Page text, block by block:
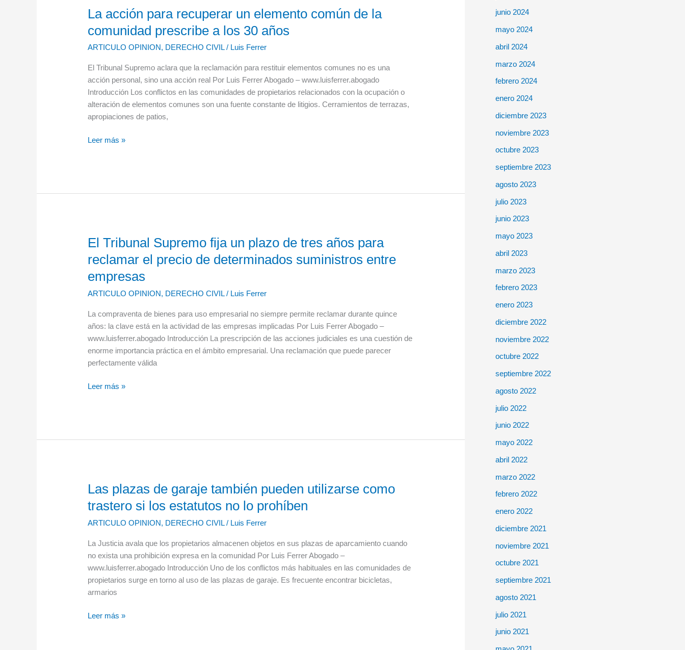
La acción para recuperar un elemento común de la
comunidad prescribe a los 30 años
ARTICULO OPINION, DERECHO CIVIL/ Luis Ferrer
El Tribunal Supremo aclara que la reclamación para restituir elementos comunes no es una
acción personal, sino una acción real Por Luis Ferrer Abogado – www.luisferrer.abogado
Introducción Los conflictos en las comunidades de propietarios relacionados con la ocupación o
alteración de elementos comunes son una fuente constante de litigios. Cerramientos de terrazas,
apropiaciones de patios,
La
para
recuperar
elemento
común
de
la
comunidad
a
Leer más »
El Tribunal Supremo fija un plazo de tres años para
reclamar el precio de determinados suministros entre
empresas
ARTICULO OPINION, DERECHO CIVIL/ Luis Ferrer
La compraventa de bienes para uso empresarial no siempre permite reclamar durante quince
años: la clave está en la actividad de las empresas implicadas Por Luis Ferrer Abogado –
www.luisferrer.abogado Introducción La prescripción de las acciones judiciales es una cuestión de
enorme importancia práctica en el ámbito empresarial. Una reclamación que puede parecer
perfectamente válida
El
Tribunal
Supremo
fija
un
de
tres
años
para
reclamar
precio
Leer más »
Las plazas de garaje también pueden utilizarse como
trastero si los estatutos no lo prohíben
ARTICULO OPINION, DERECHO CIVIL/ Luis Ferrer
La Justicia avala que los propietarios almacenen objetos en sus plazas de aparcamiento cuando
no exista una prohibición expresa en la comunidad Por Luis Ferrer Abogado –
www.luisferrer.abogado Introducción Uno de los conflictos más habituales en las comunidades de
propietarios surge en torno al uso de las plazas de garaje. Es frecuente encontrar bicicletas,
armarios
Las
de
garaje
pueden
utilizarse
como
trastero
si
estatutos
Leer más »
junio 2024
mayo 2024
abril 2024
marzo 2024
febrero 2024
enero 2024
diciembre 2023
noviembre 2023
octubre 2023
septiembre 2023
agosto 2023
julio 2023
junio 2023
mayo 2023
abril 2023
marzo 2023
febrero 2023
enero 2023
diciembre 2022
noviembre 2022
octubre 2022
septiembre 2022
agosto 2022
julio 2022
junio 2022
mayo 2022
abril 2022
marzo 2022
febrero 2022
enero 2022
diciembre 2021
noviembre 2021
octubre 2021
septiembre 2021
agosto 2021
julio 2021
junio 2021